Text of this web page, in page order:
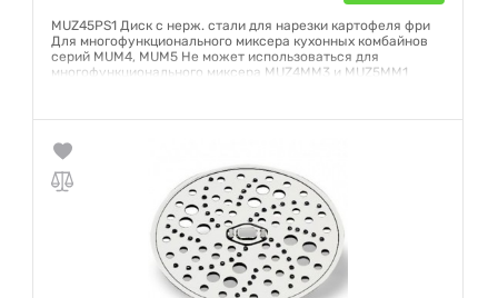
MUZ45PS1 Диск с нерж. стали для нарезки картофеля фри
Для многофункционального миксера кухонных комбайнов
серий MUM4, MUM5 Не может использоваться для
многофункционального миксера MUZ4MM3 и MUZ5MM1